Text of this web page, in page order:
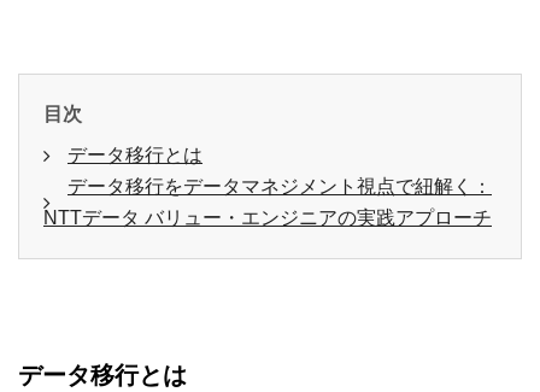
目次
データ移行とは
データ移行をデータマネジメント視点で紐解く：
NTTデータ バリュー・エンジニアの実践アプローチ
データ移行とは